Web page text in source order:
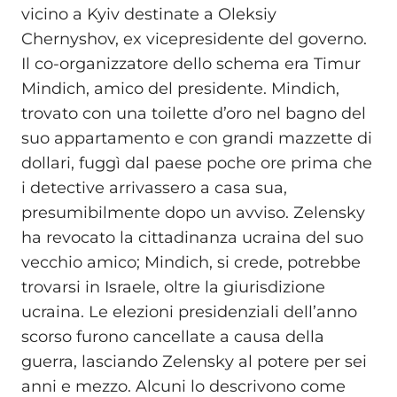
vicino a Kyiv destinate a Oleksiy
Chernyshov, ex vicepresidente del governo.
Il co-organizzatore dello schema era Timur
Mindich, amico del presidente. Mindich,
trovato con una toilette d’oro nel bagno del
suo appartamento e con grandi mazzette di
dollari, fuggì dal paese poche ore prima che
i detective arrivassero a casa sua,
presumibilmente dopo un avviso. Zelensky
ha revocato la cittadinanza ucraina del suo
vecchio amico; Mindich, si crede, potrebbe
trovarsi in Israele, oltre la giurisdizione
ucraina. Le elezioni presidenziali dell’anno
scorso furono cancellate a causa della
guerra, lasciando Zelensky al potere per sei
anni e mezzo. Alcuni lo descrivono come